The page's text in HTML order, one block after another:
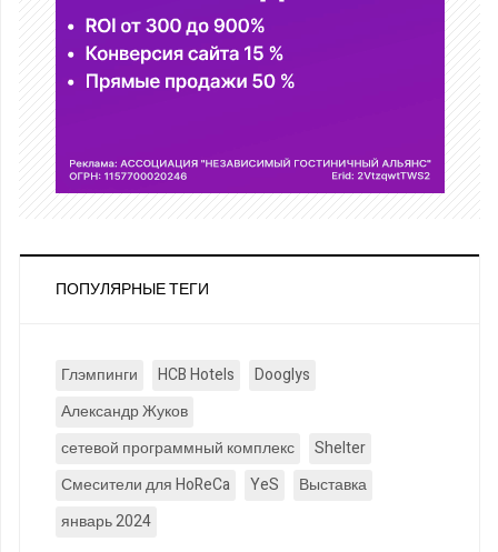
ПОПУЛЯРНЫЕ ТЕГИ
Глэмпинги HCB Hotels
Dooglys
Александр Жуков
сетевой программный комплекс
Shelter
Смесители для HoReCa
YeS
Выставка
январь 2024